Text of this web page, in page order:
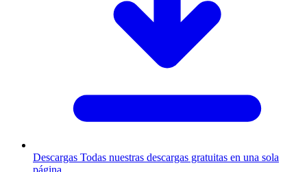
Descargas Todas nuestras descargas gratuitas en una sola
página